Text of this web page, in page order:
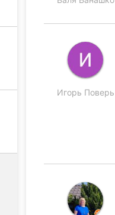
Игорь Поверь